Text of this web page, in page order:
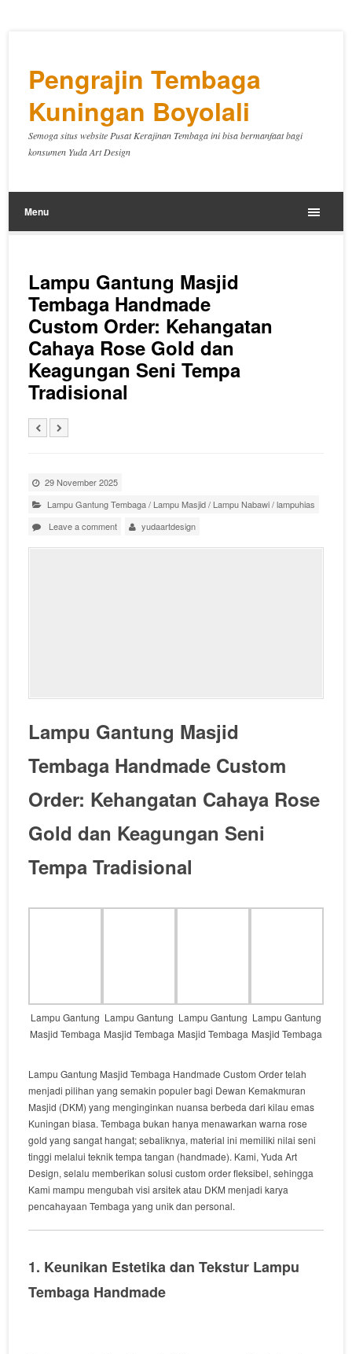
Pengrajin Tembaga
Kuningan Boyolali
Semoga situs website Pusat Kerajinan Tembaga ini bisa bermanfaat bagi
konsumen Yuda Art Design
Menu
Lampu Gantung Masjid
Tembaga Handmade
Custom Order: Kehangatan
Cahaya Rose Gold dan
Keagungan Seni Tempa
Tradisional
29 November 2025
Lampu Gantung Tembaga/ Lampu Masjid/ Lampu Nabawi/lampuhias
Leave a comment
yudaartdesign
Lampu Gantung Masjid
Tembaga Handmade Custom
Order: Kehangatan Cahaya Rose
Gold dan Keagungan Seni
Tempa Tradisional
Lampu Gantung
Masjid Tembaga
Lampu Gantung
Masjid Tembaga
Lampu Gantung
Masjid Tembaga
Lampu Gantung
Masjid Tembaga
Lampu Gantung Masjid Tembaga Handmade Custom Ordertelah
menjadi pilihan yang semakin populerbagi Dewan Kemakmuran
Masjid (DKM)yang menginginkan nuansa berbeda dari kilau emas
Kuninganbiasa.Tembaga bukan hanya menawarkan warna rose
gold yang sangathangat;sebaliknya,material ini memiliki nilaiseni
tinggi melalui tekniktempa tangan (handmade). Kami, Yuda Art
Design, selalu memberikan solusi custom orderfleksibel,sehingga
Kami mampu mengubah visi arsitekatau DKM menjadi karya
pencahayaan Tembagayang unikdan personal.
1. Keunikan Estetika dan Tekstur Lampu
Tembaga Handmade